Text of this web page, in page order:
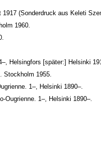
(Sonderdruck aus Keleti
1960.
Helsingfors [später:] Helsinki
Stockholm 1955.
1–, Helsinki 1890–.
Ougrienne. 1–, Helsinki 1890–.